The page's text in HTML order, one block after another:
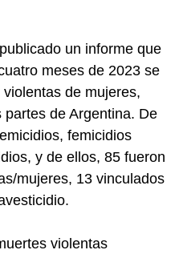
un informe que
meses de 2023 se
de mujeres,
de Argentina. De
femicidios
y de ellos, 85 fueron
mujeres, 13 vinculados
violentas